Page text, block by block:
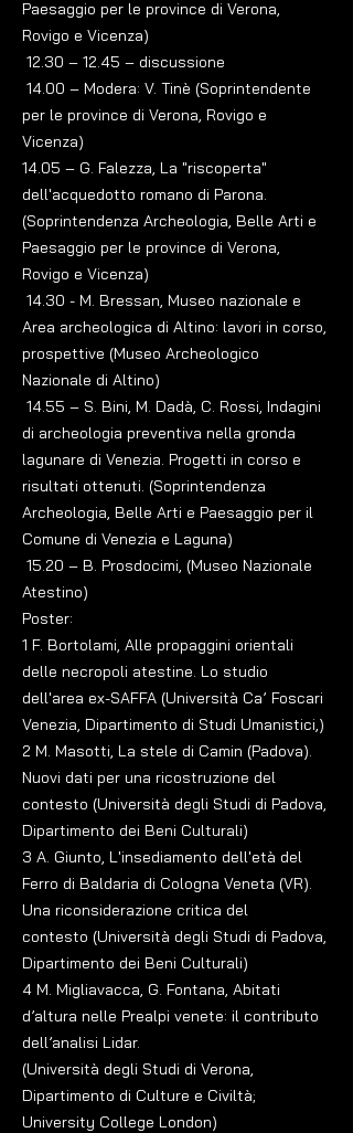
Paesaggio per le province di Verona,
Rovigo e Vicenza)
12.30 – 12.45 – discussione
14.00 – Modera: V. Tinè (Soprintendente
per le province di Verona, Rovigo e
Vicenza)
14.05 – G. Falezza, La "riscoperta"
dell'acquedotto romano di Parona.
(Soprintendenza Archeologia, Belle Arti e
Paesaggio per le province di Verona,
Rovigo e Vicenza)
14.30 - M. Bressan, Museo nazionale e
Area archeologica di Altino: lavori in corso,
prospettive (Museo Archeologico
Nazionale di Altino)
14.55 – S. Bini, M. Dadà, C. Rossi, Indagini
di archeologia preventiva nella gronda
lagunare di Venezia. Progetti in corso e
risultati ottenuti. (Soprintendenza
Archeologia, Belle Arti e Paesaggio per il
Comune di Venezia e Laguna)
15.20 – B. Prosdocimi, (Museo Nazionale
Atestino)
Poster:
1 F. Bortolami, Alle propaggini orientali
delle necropoli atestine. Lo studio
dell'area ex-SAFFA (Università Ca’ Foscari
Venezia, Dipartimento di Studi Umanistici,)
2 M. Masotti, La stele di Camin (Padova).
Nuovi dati per una ricostruzione del
contesto (Università degli Studi di Padova,
Dipartimento dei Beni Culturali)
3 A. Giunto, L'insediamento dell'età del
Ferro di Baldaria di Cologna Veneta (VR).
Una riconsiderazione critica del
contesto (Università degli Studi di Padova,
Dipartimento dei Beni Culturali)
4 M. Migliavacca, G. Fontana, Abitati
d’altura nelle Prealpi venete: il contributo
dell’analisi Lidar.
(Università degli Studi di Verona,
Dipartimento di Culture e Civiltà;
University College London)